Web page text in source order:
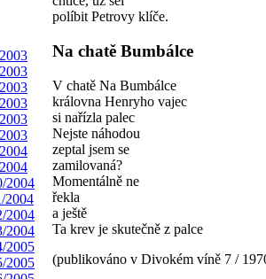
políbit Petrovy klíče.
Na chatě Bumbálce
V chatě Na Bumbálce
královna Henryho vajec
si nařízla palec
Nejste náhodou
zeptal jsem se
zamilovaná?
Momentálně ne
řekla
a ještě
Ta krev je skutečně z palce
(publikováno v Divokém víně 7 /